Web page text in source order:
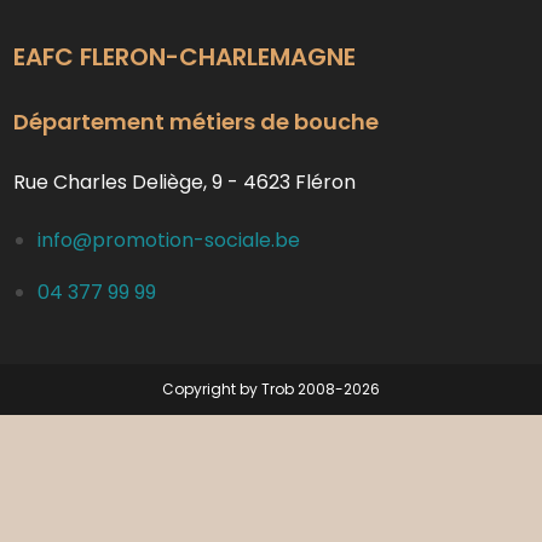
EAFC FLERON-CHARLEMAGNE
Département métiers de bouche
Rue Charles Deliège, 9 - 4623 Fléron
info@promotion-sociale.be
04 377 99 99
Copyright by Trob 2008-2026